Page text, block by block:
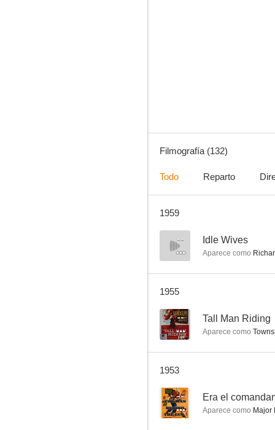
Filmografía (132)
Todo Reparto
1959
-- Idle Wives
Aparece como
1955
-- Tall Man Riding
Aparece como
1953
-- Era el
Aparece como Major